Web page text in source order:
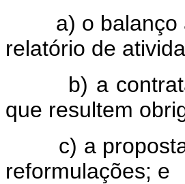
a) o balanço
relatório de
b) a
que resultem
c) a proposta
reformulações; e